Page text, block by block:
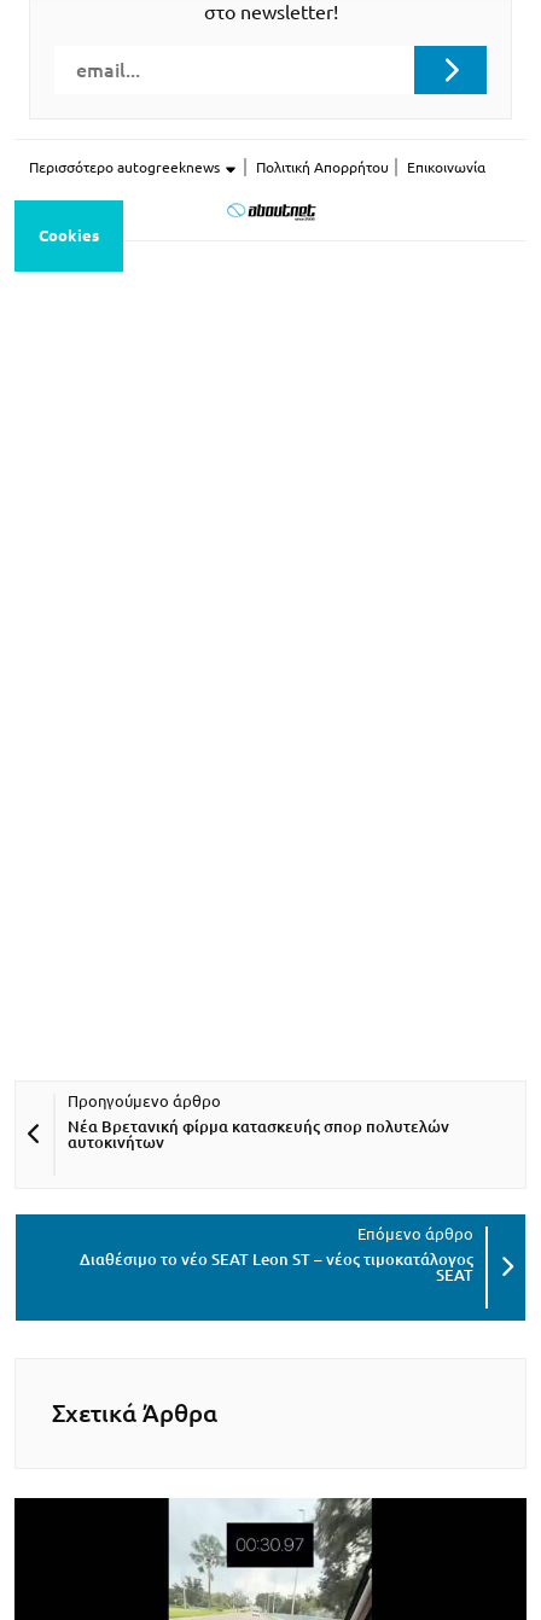
Νέα Βρετανική φίρμα κατασκευής σπορ πολυτελών
αυτοκινήτων
Διαθέσιμο το νέο SEAT Leon ST – νέος τιμοκατάλογος
SEAT
Σχετικά Άρθρα